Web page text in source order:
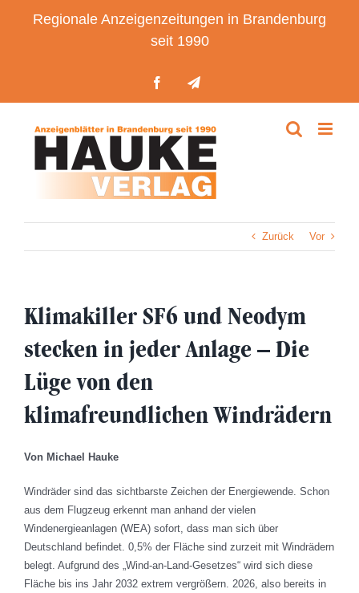
Regionale Anzeigenzeitungen in Brandenburg
seit 1990
FacebookTelegram
Zurück Vor
Klimakiller SF6 und Neodym
stecken in jeder Anlage – Die
Lüge von den
klimafreundlichen Windrädern
Von Michael Hauke
Windräder sind das sichtbarste Zeichen der Energiewende. Schon
aus dem Flugzeug erkennt man anhand der vielen
Windenergieanlagen (WEA) sofort, dass man sich über
Deutschland befindet. 0,5% der Fläche sind zurzeit mit Windrädern
belegt. Aufgrund des „Wind-an-Land-Gesetzes“ wird sich diese
Fläche bis ins Jahr 2032 extrem vergrößern. 2026, also bereits in